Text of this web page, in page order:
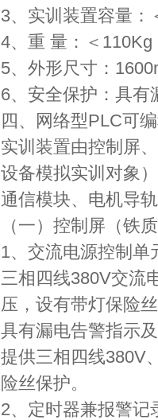
3、实训装置容量：
4、重 量：＜110Kg
5、外形尺寸：
6、安全保护：具有
四、网络型PLC可
实训装置由控制屏
设备模拟实训对象
通信模块、电机导
（一）控制屏（铁
1、交流电源控制单
三相四线380V交流
压，设有带灯保险
具有漏电告警指示
提供三相四线380V
险丝保护。
2、定时器兼报警记